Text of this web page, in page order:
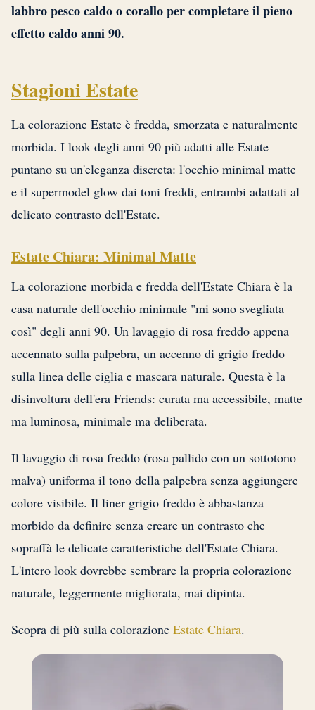
labbro pesco caldo o corallo per completare il pieno
effetto caldo anni 90.
Stagioni Estate
La colorazione Estate è fredda, smorzata e naturalmente
morbida. I look degli anni 90 più adatti alle Estate
puntano su un'eleganza discreta: l'occhio minimal matte
e il supermodel glow dai toni freddi, entrambi adattati al
delicato contrasto dell'Estate.
Estate Chiara: Minimal Matte
La colorazione morbida e fredda dell'Estate Chiara è la
casa naturale dell'occhio minimale "mi sono svegliata
così" degli anni 90. Un lavaggio di rosa freddo appena
accennato sulla palpebra, un accenno di grigio freddo
sulla linea delle ciglia e mascara naturale. Questa è la
disinvoltura dell'era Friends: curata ma accessibile, matte
ma luminosa, minimale ma deliberata.
Il lavaggio di rosa freddo (rosa pallido con un sottotono
malva) uniforma il tono della palpebra senza aggiungere
colore visibile. Il liner grigio freddo è abbastanza
morbido da definire senza creare un contrasto che
sopraffà le delicate caratteristiche dell'Estate Chiara.
L'intero look dovrebbe sembrare la propria colorazione
naturale, leggermente migliorata, mai dipinta.
Scopra di più sulla colorazione Estate Chiara.